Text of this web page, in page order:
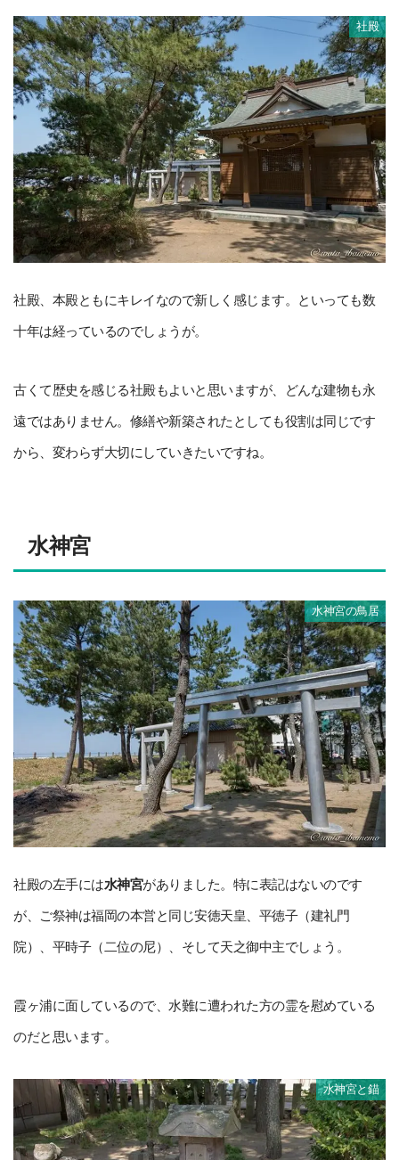
社殿
社殿、本殿ともにキレイなので新しく感じます。といっても数
十年は経っているのでしょうが。
古くて歴史を感じる社殿もよいと思いますが、どんな建物も永
遠ではありません。修繕や新築されたとしても役割は同じです
から、変わらず大切にしていきたいですね。
水神宮
水神宮の鳥居
社殿の左手には水神宮がありました。特に表記はないのです
が、ご祭神は福岡の本営と同じ安徳天皇、平徳子（建礼門
院）、平時子（二位の尼）、そして天之御中主でしょう。
霞ヶ浦に面しているので、水難に遭われた方の霊を慰めている
のだと思います。
水神宮と錨